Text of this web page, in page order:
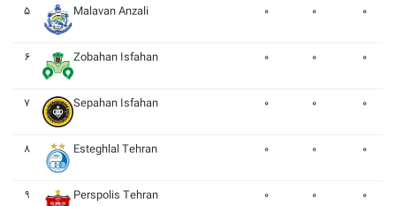
۵ Malavan Anzali ۰ ۰ ۰
۶ Zobahan Isfahan ۰ ۰ ۰
۷ Sepahan Isfahan ۰ ۰ ۰
۸ Esteghlal Tehran ۰ ۰ ۰
۹ Perspolis Tehran ۰ ۰ ۰